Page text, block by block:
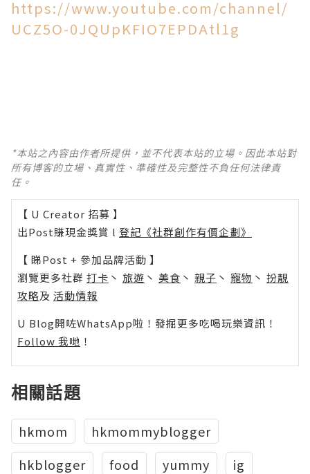
https://www.youtube.com/channel/
UCZ5O-0JQUpKFIO7EPDAtl1g
*本站之內容由作者所提供，並不代表本站的立場。因此本站對
所有博客的立場、真實性、準確性及完整性不負任何法律責
任。
【 U Creator 招募 】
出Post賺現金獎賞 l 登記《社群創作有價企劃》
【 睇Post + 參加品牌活動 】
瀏覽更多社群 打卡 丶 旅遊 丶 美食 丶 親子 丶 寵物 丶 扮靚
攻略及 活動情報
U Blog開咗WhatsApp啦！發掘更多吃喝玩樂資訊！
Follow 我哋 ！
相關話題
hkmom
hkmommyblogger
hkblogger
food yummy ig